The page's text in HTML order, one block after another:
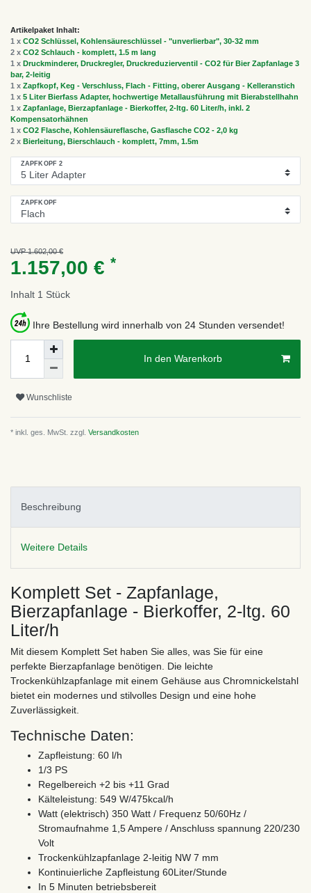
Artikelpaket Inhalt:
1 x CO2 Schlüssel, Kohlensäureschlüssel - "unverlierbar", 30-32 mm
2 x CO2 Schlauch - komplett, 1.5 m lang
1 x Druckminderer, Druckregler, Druckreduzierventil - CO2 für Bier Zapfanlage 3
bar, 2-leitig
1 x Zapfkopf, Keg - Verschluss, Flach - Fitting, oberer Ausgang - Kelleranstich
1 x 5 Liter Bierfass Adapter, hochwertige Metallausführung mit Bierabstellhahn
1 x Zapfanlage, Bierzapfanlage - Bierkoffer, 2-ltg. 60 Liter/h, inkl. 2
Kompensatorhähnen
1 x CO2 Flasche, Kohlensäureflasche, Gasflasche CO2 - 2,0 kg
2 x Bierleitung, Bierschlauch - komplett, 7mm, 1.5m
ZAPFKOPF 2
ZAPFKOPF
UVP 1.602,00 €
1.157,00 € *
Inhalt 1 Stück
Ihre Bestellung wird innerhalb von 24 Stunden versendet!
In den Warenkorb
Wunschliste
* inkl. ges. MwSt. zzgl. Versandkosten
Beschreibung
Weitere Details
Komplett Set - Zapfanlage,
Bierzapfanlage - Bierkoffer, 2-ltg. 60
Liter/h
Mit diesem Komplett Set haben Sie alles, was Sie für eine
perfekte Bierzapfanlage benötigen. Die leichte
Trockenkühlzapfanlage mit einem Gehäuse aus Chromnickelstahl
bietet ein modernes und stilvolles Design und eine hohe
Zuverlässigkeit.
Technische Daten:
Zapfleistung: 60 l/h
1/3 PS
Regelbereich +2 bis +11 Grad
Kälteleistung: 549 W/475kcal/h
Watt (elektrisch) 350 Watt / Frequenz 50/60Hz /
Stromaufnahme 1,5 Ampere / Anschluss spannung 220/230
Volt
Trockenkühlzapfanlage 2-leitig NW 7 mm
Kontinuierliche Zapfleistung 60Liter/Stunde
In 5 Minuten betriebsbereit